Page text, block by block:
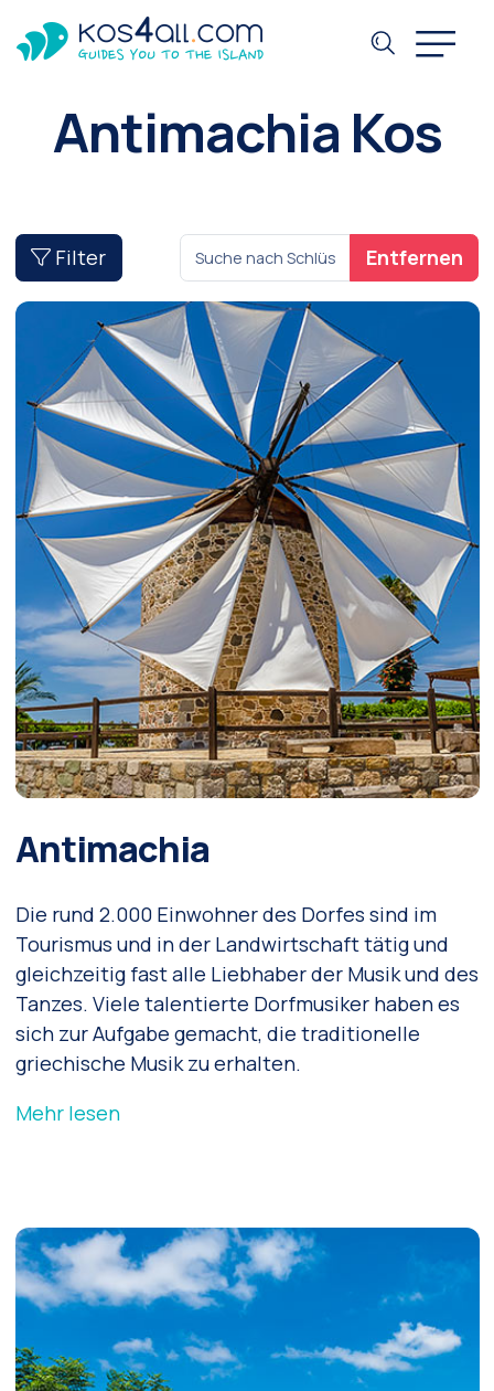
Antimachia Kos
Filter Entfernen
Antimachia
Die rund 2.000 Einwohner des Dorfes sind im
Tourismus und in der Landwirtschaft tätig und
gleichzeitig fast alle Liebhaber der Musik und des
Tanzes. Viele talentierte Dorfmusiker haben es
sich zur Aufgabe gemacht, die traditionelle
griechische Musik zu erhalten.
Mehr lesen